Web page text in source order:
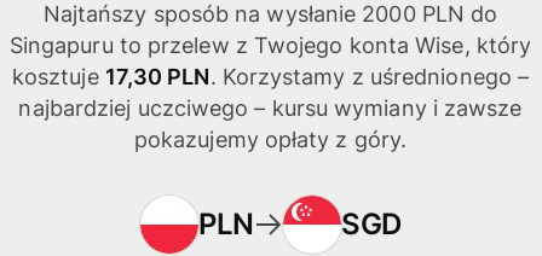
Najtańszy sposób na wysłanie 2000 PLN do
Singapuru to przelew z Twojego konta Wise, który
kosztuje 17,30 PLN. Korzystamy z uśrednionego –
najbardziej uczciwego – kursu wymiany i zawsze
pokazujemy opłaty z góry.
PLN SGD